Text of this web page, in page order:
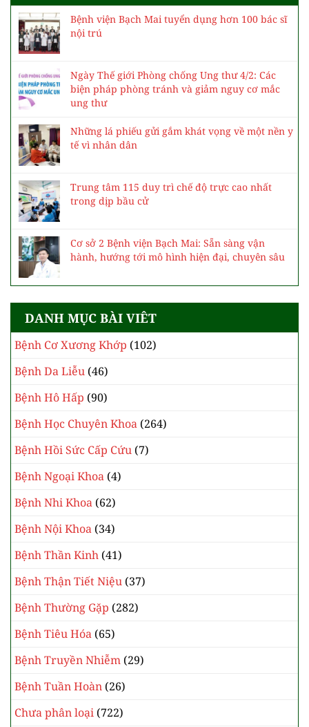
Bệnh viện Bạch Mai tuyển dụng hơn 100 bác sĩ
nội trú
Ngày Thế giới Phòng chống Ung thư 4/2: Các
biện pháp phòng tránh và giảm nguy cơ mắc
ung thư
Những lá phiếu gửi gắm khát vọng về một nền y
tế vì nhân dân
Trung tâm 115 duy trì chế độ trực cao nhất
trong dịp bầu cử
Cơ sở 2 Bệnh viện Bạch Mai: Sẵn sàng vận
hành, hướng tới mô hình hiện đại, chuyên sâu
DANH MỤC BÀI VIÊT
Bệnh Cơ Xương Khớp (102)
Bệnh Da Liễu (46)
Bệnh Hô Hấp (90)
Bệnh Học Chuyên Khoa (264)
Bệnh Hồi Sức Cấp Cứu (7)
Bệnh Ngoại Khoa (4)
Bệnh Nhi Khoa (62)
Bệnh Nội Khoa (34)
Bệnh Thần Kinh (41)
Bệnh Thận Tiết Niệu (37)
Bệnh Thường Gặp (282)
Bệnh Tiêu Hóa (65)
Bệnh Truyền Nhiễm (29)
Bệnh Tuần Hoàn (26)
Chưa phân loại (722)